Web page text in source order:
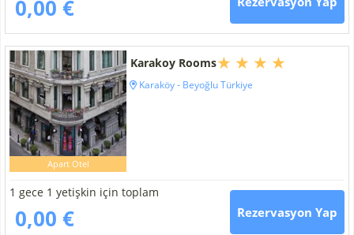
0,00 €
Apart Otel
Karakoy Rooms
Karaköy - Beyoğlu Türkiye
1 gece 1 yetişkin için toplam
0,00 € Rezervasyon Yap